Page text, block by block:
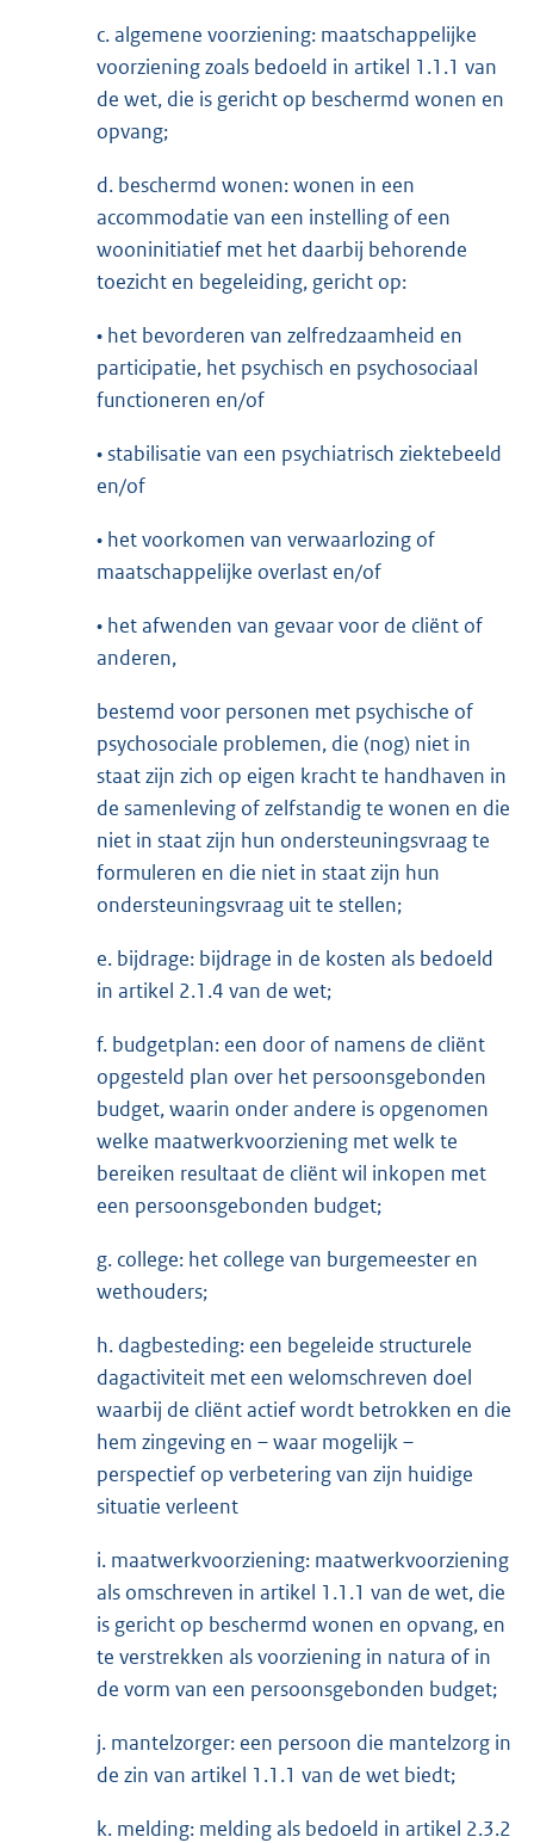
c. algemene voorziening: maatschappelijke
voorziening zoals bedoeld in artikel 1.1.1 van
de wet, die is gericht op beschermd wonen en
opvang;
d. beschermd wonen: wonen in een
accommodatie van een instelling of een
wooninitiatief met het daarbij behorende
toezicht en begeleiding, gericht op:
• het bevorderen van zelfredzaamheid en
participatie, het psychisch en psychosociaal
functioneren en/of
• stabilisatie van een psychiatrisch ziektebeeld
en/of
• het voorkomen van verwaarlozing of
maatschappelijke overlast en/of
• het afwenden van gevaar voor de cliënt of
anderen,
bestemd voor personen met psychische of
psychosociale problemen, die (nog) niet in
staat zijn zich op eigen kracht te handhaven in
de samenleving of zelfstandig te wonen en die
niet in staat zijn hun ondersteuningsvraag te
formuleren en die niet in staat zijn hun
ondersteuningsvraag uit te stellen;
e. bijdrage: bijdrage in de kosten als bedoeld
in artikel 2.1.4 van de wet;
f. budgetplan: een door of namens de cliënt
opgesteld plan over het persoonsgebonden
budget, waarin onder andere is opgenomen
welke maatwerkvoorziening met welk te
bereiken resultaat de cliënt wil inkopen met
een persoonsgebonden budget;
g. college: het college van burgemeester en
wethouders;
h. dagbesteding: een begeleide structurele
dagactiviteit met een welomschreven doel
waarbij de cliënt actief wordt betrokken en die
hem zingeving en – waar mogelijk –
perspectief op verbetering van zijn huidige
situatie verleent
i. maatwerkvoorziening: maatwerkvoorziening
als omschreven in artikel 1.1.1 van de wet, die
is gericht op beschermd wonen en opvang, en
te verstrekken als voorziening in natura of in
de vorm van een persoonsgebonden budget;
j. mantelzorger: een persoon die mantelzorg in
de zin van artikel 1.1.1 van de wet biedt;
k. melding: melding als bedoeld in artikel 2.3.2